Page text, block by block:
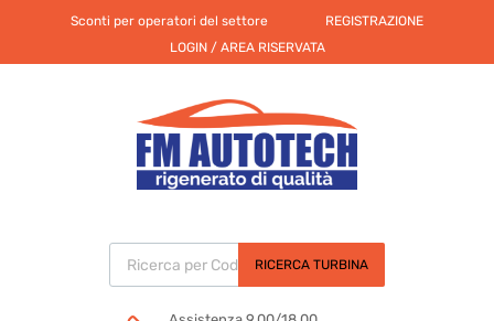
Sconti per operatori del settore
REGISTRAZIONE
LOGIN / AREA RISERVATA
Products search
RICERCA TURBINA